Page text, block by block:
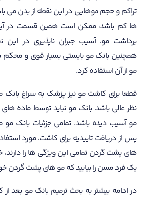
تراکم و حجم موهایی در این نقطه از بدن می
ها کم باشد، ممکن است همین قسمت در
برداشت مو، آسیب جبران ناپذیری در این
همچنین بانک مو بایستی بسیار قوی و محکم
مو از آن استفاده کرد.
قطعا برای کاشت مو نیز پزشک به سراغ
نظر عالی باشد. بانک مو نباید توسط ماده
مو آسیب دیده باشد. تمامی جزئیات بانک مو
پس از دریافت تاییدیه برای کاشت، مورد
های پشت گردن تمامی این ویژگی ها را
یک فرد مسن را بیابید که مو های پشت گردن
در ادامه بیشتر به بحث ترمیم بانک مو بعد از